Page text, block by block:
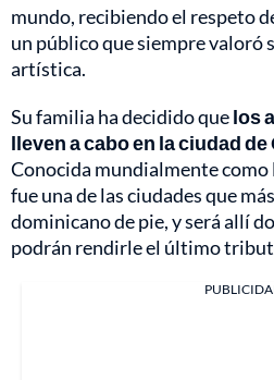
mundo, recibiendo el respeto
un público que siempre valoró
artística.
Su familia ha decidido quelos
lleven a cabo en la ciudad
Conocida mundialmente como
fue una de las ciudades que
dominicano de pie, y será allí
podrán rendirle el último